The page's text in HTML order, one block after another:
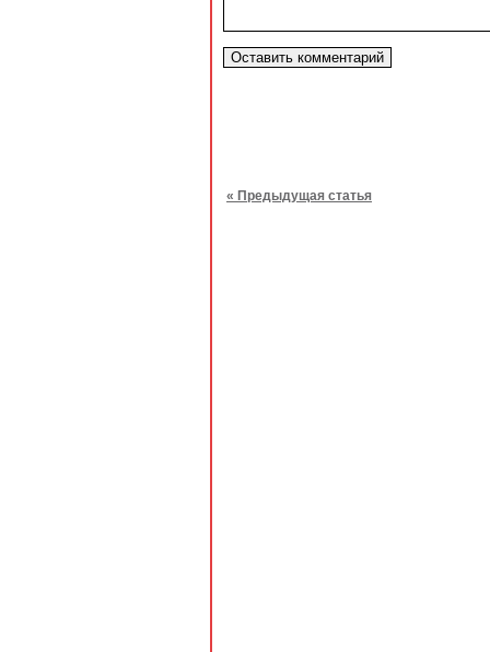
« Предыдущая статья